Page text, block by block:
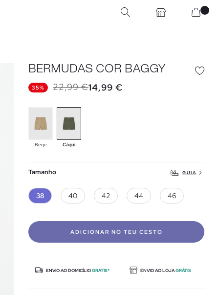
BERMUDAS COR BAGGY
35% 22,99 €14,99 €
Bege Cáqui
Tamanho GUIA
38 40 42 44 46
ADICIONAR NO TEU CESTO
ENVIO AO DOMICÍLIOGRÁTIS* ENVIO AO LOJAGRÁTIS